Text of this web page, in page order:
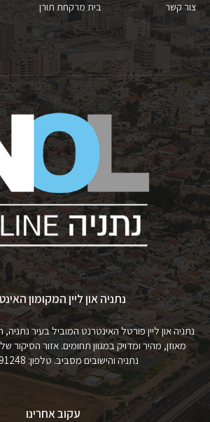
צור קשר
בית מרקחת תורן
נתניה און ליין המקומון
נתניה און ליין פורטל האינטרנט המוביל בעיר
מאוזן, מהיר ומדויק במגוון תחומים. אזור
נתניה והישובים מסביב. טלפון: 050-8491248
עקוב אחרינו